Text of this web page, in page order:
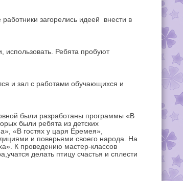
загорелись идеей внести в
использовать. Ребята пробуют
и зал с работами обучающихся и
были разработаны программы «В
были ребята из детских
«В гостях у царя Еремея»,
и поверьями своего народа. На
К проведению мастер-классов
делать птицу счастья и сплести